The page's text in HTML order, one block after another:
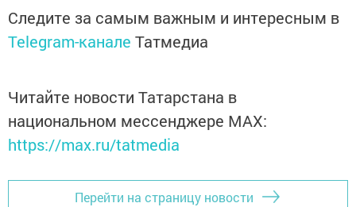
Следите за самым важным и интересным в
Telegram-канале Татмедиа
Читайте новости Татарстана в
национальном мессенджере MАХ:
https://max.ru/tatmedia
Перейти на страницу новости